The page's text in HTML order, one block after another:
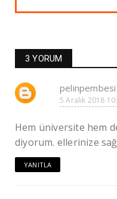
3 YORUM
pelinpembesi
5 Aralık 2018
Hem üniversite hem
diyorum. ellerinize
YANITLA